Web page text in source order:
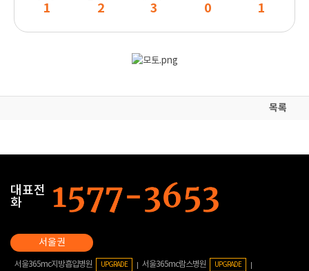
1 2 3 0 1
목록
대표전
화
서울365mc지방흡입병원 UPGRADE 서울365mc람스병원 UPGRADE